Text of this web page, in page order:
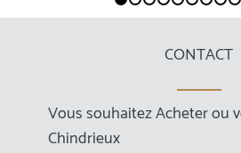
1 2
CONTACT
Vous souhaitez Acheter ou
Chindrieux